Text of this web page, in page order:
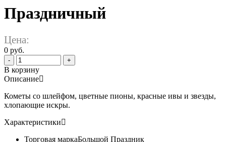
Праздничный
Цена:
0 руб.
- +
В корзину
Описание
Кометы со шлейфом, цветные пионы, красные ивы и звезды,
хлопающие искры.
Характеристики
Торговая маркаБольшой Праздник